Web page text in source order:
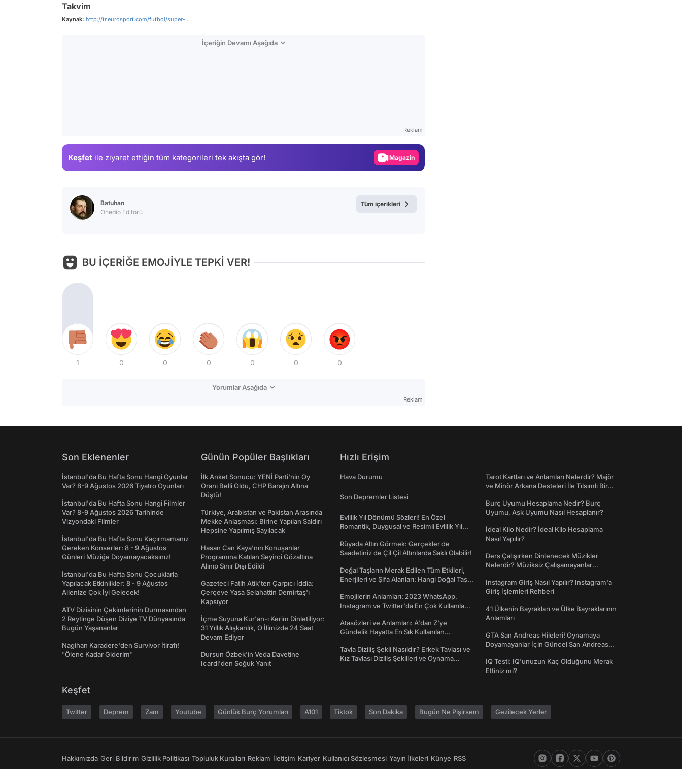
Takvim
Kaynak: http://tr.eurosport.com/futbol/super-...
İçeriğin Devamı Aşağıda
Reklam
Keşfet ile ziyaret ettiğin tüm kategorileri tek akışta gör! Magazin
Batuhan
Onedio Editörü
Tüm içerikleri
BU İÇERİĞE EMOJİYLE TEPKİ VER!
1 0 0 0 0 0 0
Yorumlar Aşağıda
Reklam
Son Eklenenler
İstanbul'da Bu Hafta Sonu Hangi Oyunlar
Var? 8-9 Ağustos 2026 Tiyatro Oyunları
İstanbul'da Bu Hafta Sonu Hangi Filmler
Var? 8-9 Ağustos 2026 Tarihinde
Vizyondaki Filmler
İstanbul'da Bu Hafta Sonu Kaçırmamanız
Gereken Konserler: 8 - 9 Ağustos
Günleri Müziğe Doyamayacaksınız!
İstanbul'da Bu Hafta Sonu Çocuklarla
Yapılacak Etkinlikler: 8 - 9 Ağustos
Ailenize Çok İyi Gelecek!
ATV Dizisinin Çekimlerinin Durmasından
2 Reytinge Düşen Diziye TV Dünyasında
Bugün Yaşananlar
Nagihan Karadere'den Survivor İtirafı!
"Ölene Kadar Giderim"
Günün Popüler Başlıkları
İlk Anket Sonucu: YENİ Parti'nin Oy
Oranı Belli Oldu, CHP Barajın Altına
Düştü!
Türkiye, Arabistan ve Pakistan Arasında
Mekke Anlaşması: Birine Yapılan Saldırı
Hepsine Yapılmış Sayılacak
Hasan Can Kaya’nın Konuşanlar
Programına Katılan Seyirci Gözaltına
Alınıp Sınır Dışı Edildi
Gazeteci Fatih Atik'ten Çarpıcı İddia:
Çerçeve Yasa Selahattin Demirtaş'ı
Kapsıyor
İçme Suyuna Kur'an-ı Kerim Dinletiliyor:
31 Yıllık Alışkanlık, O İlimizde 24 Saat
Devam Ediyor
Dursun Özbek'in Veda Davetine
Icardi'den Soğuk Yanıt
Hızlı Erişim
Hava Durumu
Son Depremler Listesi
Evlilik Yıl Dönümü Sözleri! En Özel
Romantik, Duygusal ve Resimli Evlilik Yıl
Rüyada Altın Görmek: Gerçekler de
Saadetiniz de Çil Çil Altınlarda Saklı Olabilir!
Doğal Taşların Merak Edilen Tüm Etkileri,
Enerjileri ve Şifa Alanları: Hangi Doğal Taş
Emojilerin Anlamları: 2023 WhatsApp,
Instagram ve Twitter'da En Çok Kullanılan
Atasözleri ve Anlamları: A'dan Z'ye
Gündelik Hayatta En Sık Kullanılan
Tavla Diziliş Şekli Nasıldır? Erkek Tavlası ve
Kız Tavlası Diziliş Şekilleri ve Oynama
Tarot Kartları ve Anlamları Nelerdir? Majör
ve Minör Arkana Desteleri İle Tılsımlı Bir
Burç Uyumu Hesaplama Nedir? Burç
Uyumu, Aşk Uyumu Nasıl Hesaplanır?
İdeal Kilo Nedir? İdeal Kilo Hesaplama
Nasıl Yapılır?
Ders Çalışırken Dinlenecek Müzikler
Nelerdir? Müziksiz Çalışamayanlar
Instagram Giriş Nasıl Yapılır? Instagram'a
Giriş İşlemleri Rehberi
41 Ülkenin Bayrakları ve Ülke Bayraklarının
Anlamları
GTA San Andreas Hileleri! Oynamaya
Doyamayanlar İçin Güncel San Andreas
IQ Testi: IQ'unuzun Kaç Olduğunu Merak
Ettiniz mi?
Keşfet
Twitter Deprem Zam Youtube Günlük Burç Yorumları A101 Tiktok Son Dakika Bugün Ne Pişirsem Gezilecek Yerler
Hakkımızda Geri Bildirim Gizlilik Politikası Topluluk Kuralları Reklam İletişim Kariyer Kullanıcı Sözleşmesi Yayın İlkeleri Künye RSS